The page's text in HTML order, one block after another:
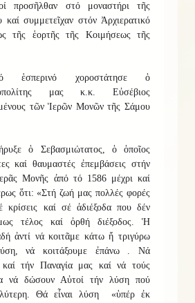
προσῆλθαν στό μοναστήρι τῆς
συμμετεῖχαν στόν Ἀρχιερατικό
τῆς ἑορτῆς τῆς Κοιμήσεως τῆς
ἑσπερινό χοροστάτησε ὁ
μας κ.κ. Εὐσέβιος
τῶν Ἱερῶν Μονῶν τῆς Σάμου
ὁ Σεβασμιώτατος, ὁ ὁποῖος
καί θαυμαστές ἐπεμβάσεις στήν
Μονῆς ἀπό τό 1586 μέχρι καί
ὅτι: «Στή ζωή μας πολλές φορές
κρίσεις καί σέ ἀδιέξοδα που δέν
τέλος καί ὀρθή διέξοδος. Ἡ
ἀντί νά κοιτᾶμε κάτω ἤ τριγύρω
νά κοιτάξουμε ἐπάνω . Νά
τήν Παναγία μας καί νά τούς
νά δώσουν Αὐτοί τήν λύση πού
Θά εἶναι λύση «ὑπέρ ἐκ